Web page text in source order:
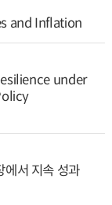
and Inflation
under
에서 지속 성과